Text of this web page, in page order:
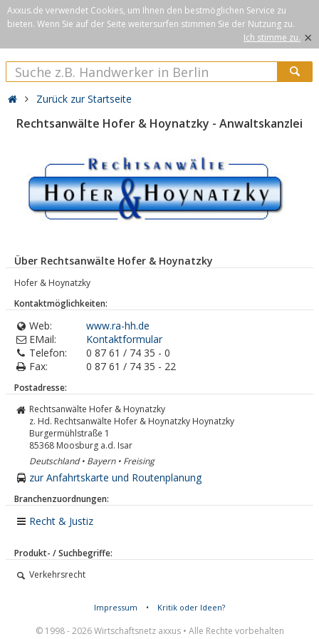
Axxus.de verwendet Cookies, um Ihnen den bestmöglichen Service zu
bieten. Wenn Sie auf der Seite weitersurfen stimmen Sie der Nutzung zu.
Ich stimme zu. ×
Zurück zur Startseite
Rechtsanwälte Hofer & Hoynatzky - Anwaltskanzlei
Über Rechtsanwälte Hofer & Hoynatzky
Hofer & Hoynatzky
Kontaktmöglichkeiten:
Web:
www.ra-hh.de
EMail:
Kontaktformular
Telefon:
0 87 61 / 74 35 - 0
Fax:
0 87 61 / 74 35 - 22
Postadresse:
Rechtsanwälte Hofer & Hoynatzky
z. Hd. Rechtsanwälte Hofer & Hoynatzky Hoynatzky
Burgermühlstraße 1
85368 Moosburg a.d. Isar
Deutschland • Bayern • Freising
zur Anfahrtskarte und Routenplanung
Branchenzuordnungen:
Recht & Justiz
Produkt- / Suchbegriffe:
Verkehrsrecht
Impressum • Kritik oder Ideen?
© 1998 - 2026 Wirtschaftsnetz axxus • Alle Rechte vorbehalten